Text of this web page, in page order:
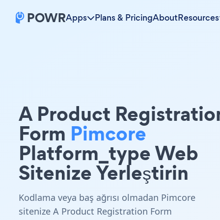
Apps Plans & PricingAboutResources
A Product
Form Pimcore
Platform_type Web
Sitenize Yerleştirin
Kodlama veya baş ağrısı olmadan Pimcore
sitenize A Product Registration Form